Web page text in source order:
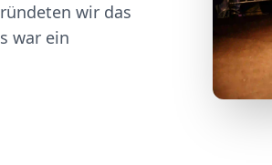
wir das
war ein